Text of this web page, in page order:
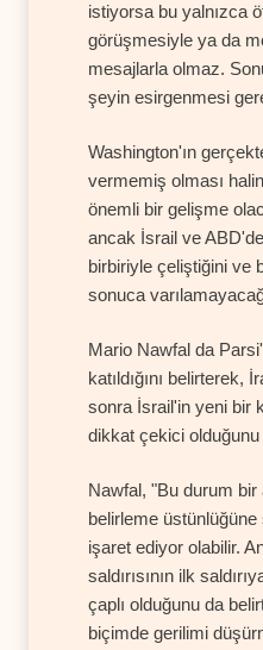
istiyorsa bu yalnızca
görüşmesiyle ya da
mesajlarla olmaz.
şeyin esirgenmesi
Washington'ın
vermemiş olması
önemli bir gelişme
ancak İsrail ve
birbiriyle çeliştiğini ve
sonuca
Mario Nawfal da
katıldığını belirterek,
sonra İsrail'in yeni bir
dikkat çekici
Nawfal, "Bu durum bir
belirleme
işaret ediyor olabilir.
saldırısının ilk
çaplı olduğunu da
biçimde gerilimi